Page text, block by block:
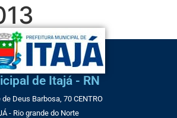
de Itajá - RN
Deus Barbosa, 70 CENTRO
- Rio grande do Norte